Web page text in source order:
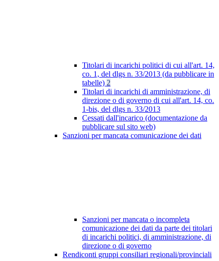
Titolari di incarichi politici di cui all'art. 14,
co. 1, del dlgs n. 33/2013 (da pubblicare in
tabelle) 2
Titolari di incarichi di amministrazione, di
direzione o di governo di cui all'art. 14, co.
1-bis, del dlgs n. 33/2013
Cessati dall'incarico (documentazione da
pubblicare sul sito web)
Sanzioni per mancata comunicazione dei dati
Sanzioni per mancata o incompleta
comunicazione dei dati da parte dei titolari
di incarichi politici, di amministrazione, di
direzione o di governo
Rendiconti gruppi consiliari regionali/provinciali